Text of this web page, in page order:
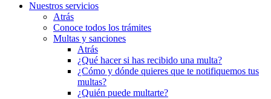
Nuestros servicios
Atrás
Conoce todos los trámites
Multas y sanciones
Atrás
¿Qué hacer si has recibido una multa?
¿Cómo y dónde quieres que te notifiquemos tus
multas?
¿Quién puede multarte?